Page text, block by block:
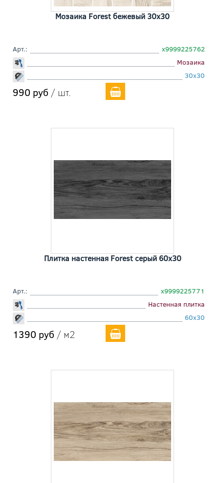
Мозаика Forest бежевый 30x30
Арт.:
х9999225762
Мозаика
30x30
990 руб / шт.
Плитка настенная Forest серый 60x30
Арт.:
х9999225771
Настенная плитка
60x30
1390 руб / м2